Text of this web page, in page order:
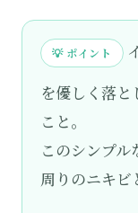
💡 ポイント
を優しく落
こと。
このシンプ
周りのニキビ